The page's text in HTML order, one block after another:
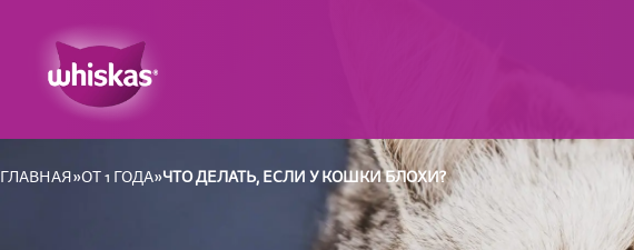
ГЛАВНАЯ ОТ 1 ГОДА ЧТО ДЕЛАТЬ, ЕСЛИ У КОШКИ БЛОХИ?